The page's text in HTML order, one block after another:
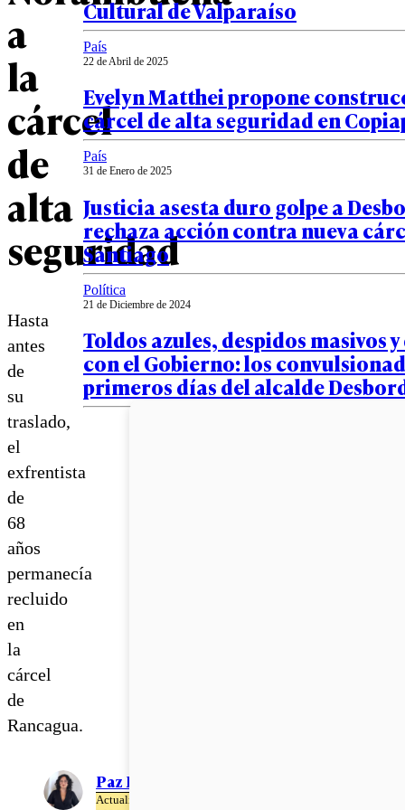
a
la
cárcel
de
alta
seguridad
Hasta
antes
de
su
traslado,
el
exfrentista
de
68
años
permanecía
recluido
en
la
cárcel
de
Rancagua.
Paz Rubio
Actualizado el 02 de Julio del
Cultural de Valparaíso
País
22 de Abril de 2025
Evelyn Matthei propone
cárcel de alta seguridad en
País
31 de Enero de 2025
Justicia asesta duro golpe a
rechaza acción contra nueva
Santiago
Política
21 de Diciembre de 2024
Toldos azules, despidos masivos
con el Gobierno: los
primeros días del alcalde